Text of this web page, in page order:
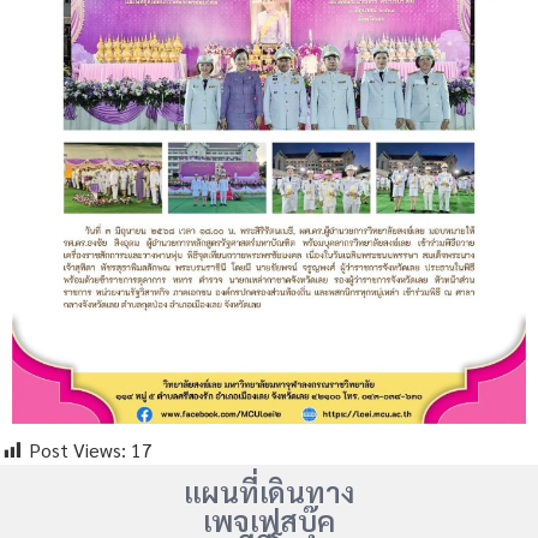
Post Views: 17
แผนที่เดินทาง
เพจเฟสบุ๊ค